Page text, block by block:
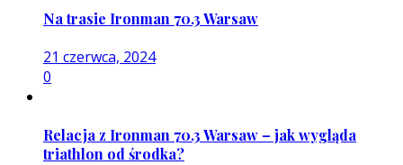
Na trasie Ironman 70.3 Warsaw
21 czerwca, 2024
0
Relacja z Ironman 70.3 Warsaw – jak wygląda
triathlon od środka?